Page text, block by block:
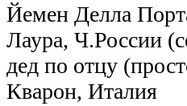
Йемен Делла
Лаура, Ч.России
дед по отцу
Кварон, Италия